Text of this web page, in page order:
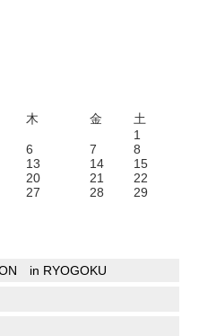
木 金
土
1
6 7
8
13 14
15
20 21
22
27 28
29
in RYOGOKU